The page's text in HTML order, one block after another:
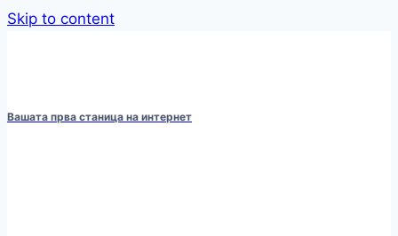
Skip to content
Вашата прва станица на интернет